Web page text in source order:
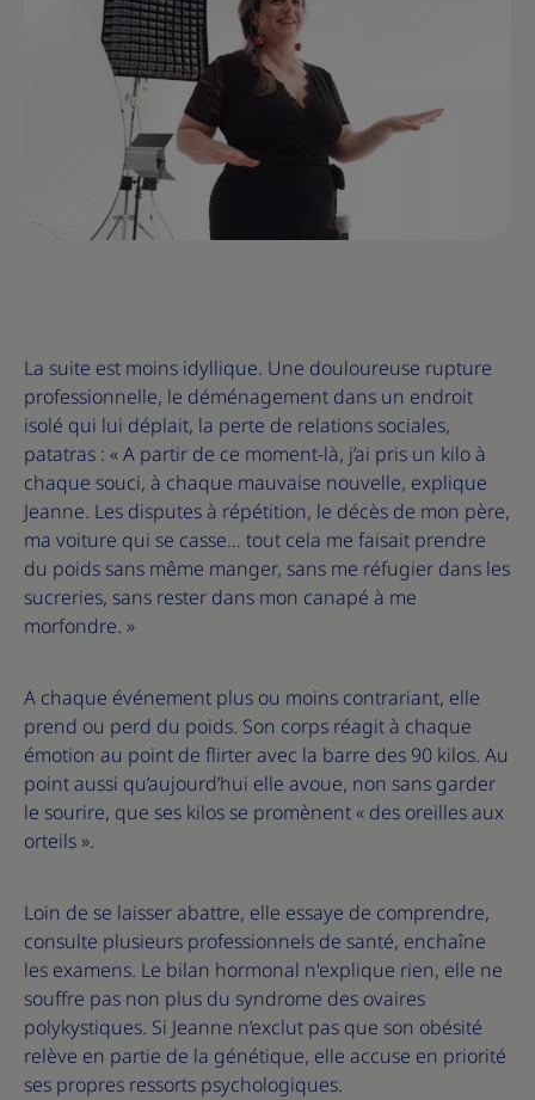
La suite est moins idyllique. Une douloureuse rupture
professionnelle, le déménagement dans un endroit
isolé qui lui déplait, la perte de relations sociales,
patatras : « A partir de ce moment-là, j’ai pris un kilo à
chaque souci, à chaque mauvaise nouvelle, explique
Jeanne. Les disputes à répétition, le décès de mon père,
ma voiture qui se casse… tout cela me faisait prendre
du poids sans même manger, sans me réfugier dans les
sucreries, sans rester dans mon canapé à me
morfondre. »
A chaque événement plus ou moins contrariant, elle
prend ou perd du poids. Son corps réagit à chaque
émotion au point de flirter avec la barre des 90 kilos. Au
point aussi qu’aujourd’hui elle avoue, non sans garder
le sourire, que ses kilos se promènent « des oreilles aux
orteils ».
Loin de se laisser abattre, elle essaye de comprendre,
consulte plusieurs professionnels de santé, enchaîne
les examens. Le bilan hormonal n'explique rien, elle ne
souffre pas non plus du syndrome des ovaires
polykystiques. Si Jeanne n’exclut pas que son obésité
relève en partie de la génétique, elle accuse en priorité
ses propres ressorts psychologiques.